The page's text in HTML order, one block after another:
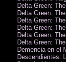
Delta Green:
Delta Green:
Delta Green:
Delta Green:
Delta Green:
Delta Green:
Demencia en el
Descendientes: